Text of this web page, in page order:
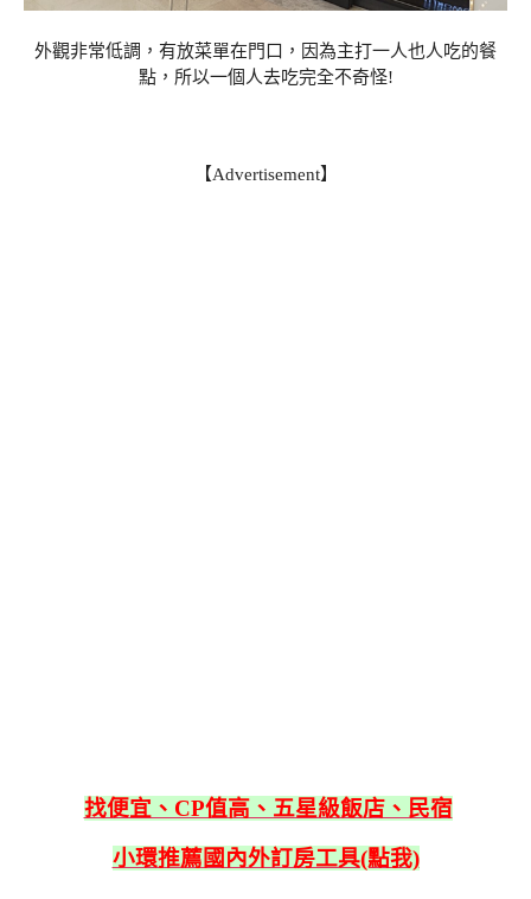
外觀非常低調，有放菜單在門口，因為主打一人也人吃的餐
點，所以一個人去吃完全不奇怪!
【Advertisement】
找便宜、CP值高、五星級飯店、民宿
小環推薦國內外訂房工具(點我)